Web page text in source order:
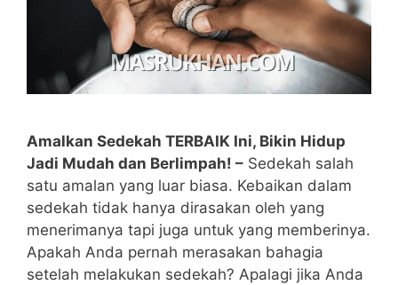
Amalkan Sedekah TERBAIK Ini, Bikin Hidup
Jadi Mudah dan Berlimpah! – Sedekah salah
satu amalan yang luar biasa. Kebaikan dalam
sedekah tidak hanya dirasakan oleh yang
menerimanya tapi juga untuk yang memberinya.
Apakah Anda pernah merasakan bahagia
setelah melakukan sedekah? Apalagi jika Anda